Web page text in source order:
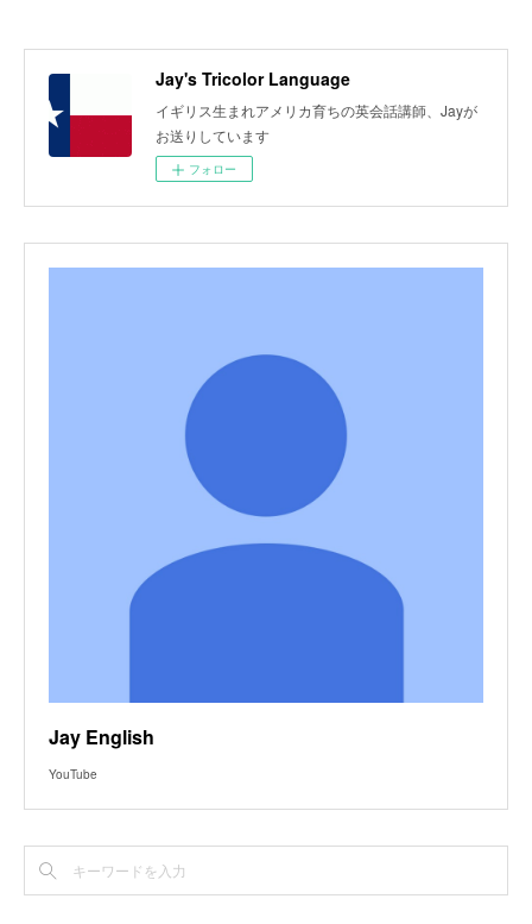
Jay's Tricolor Language
イギリス生まれアメリカ育ちの英会話講師、Jayが
お送りしています
フォロー
Jay English
YouTube